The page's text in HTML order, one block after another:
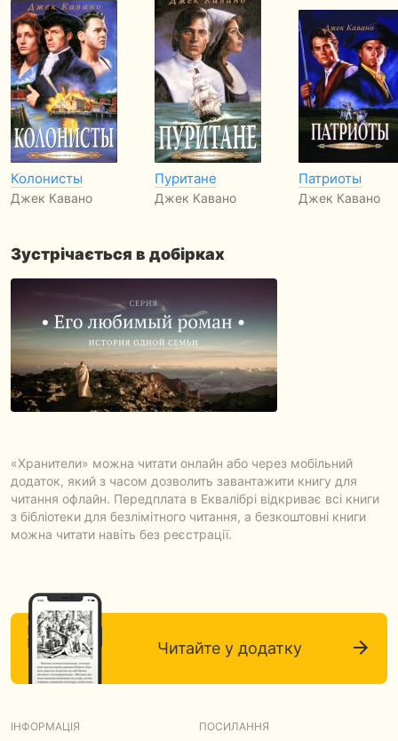
Колонисты
Джек Кавано
Пуритане
Джек Кавано
Патриоты
Джек Кавано
Зустрічається в добірках
«Хранители» можна читати онлайн або через мобільний
додаток, який з часом дозволить завантажити книгу для
читання офлайн. Передплата в Еквалібрі відкриває всі книги
з бібліотеки для безлімітного читання, а безкоштовні книги
можна читати навіть без реєстрації.
Читайте у додатку
ІНФОРМАЦІЯ ПОСИЛАННЯ